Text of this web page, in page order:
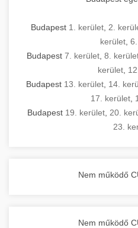
Budapest 1. kerület 2.
kerület
Budapest 7. kerület, 8.
kerület
Budapest 13. kerület 14.
17. kerület
Budapest 19. kerület 20.
23.
Nem működő
Nem működő